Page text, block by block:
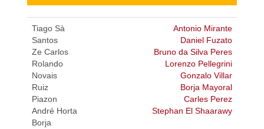
Tiago Sà
Santos
Ze Carlos
Rolando
Novais
Ruiz
Piazon
André Horta
Borja
Antonio Mirante
Daniel Fuzato
Bruno da Silva Peres
Lorenzo Pellegrini
Gonzalo Villar
Borja Mayoral
Carles Perez
Stephan El Shaarawy